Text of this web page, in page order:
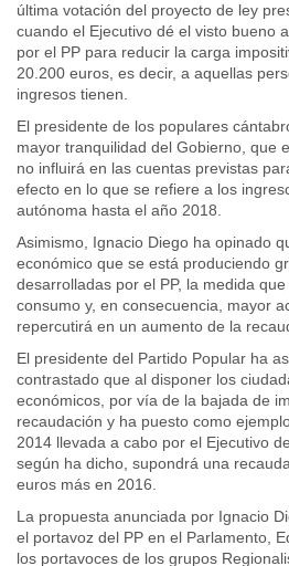
última votación del proyecto de ley
cuando el Ejecutivo dé el visto bueno
por el PP para reducir la carga
20.200 euros, es decir, a aquellas
ingresos tienen.
El presidente de los populares
mayor tranquilidad del Gobierno, que
no influirá en las cuentas previstas
efecto en lo que se refiere a los
autónoma hasta el año 2018.
Asimismo, Ignacio Diego ha opinado
económico que se está produciendo
desarrolladas por el PP, la medida
consumo y, en consecuencia, mayor
repercutirá en un aumento de la
El presidente del Partido Popular ha
contrastado que al disponer los
económicos, por vía de la bajada de
recaudación y ha puesto como
2014 llevada a cabo por el Ejecutivo
según ha dicho, supondrá una
euros más en 2016.
La propuesta anunciada por Ignacio
el portavoz del PP en el Parlamento,
los portavoces de los grupos